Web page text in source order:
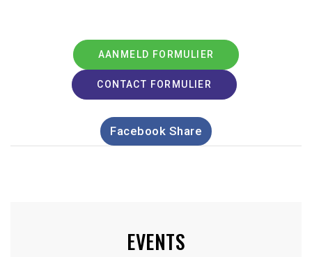
AANMELD FORMULIER
CONTACT FORMULIER
Facebook Share
EVENTS